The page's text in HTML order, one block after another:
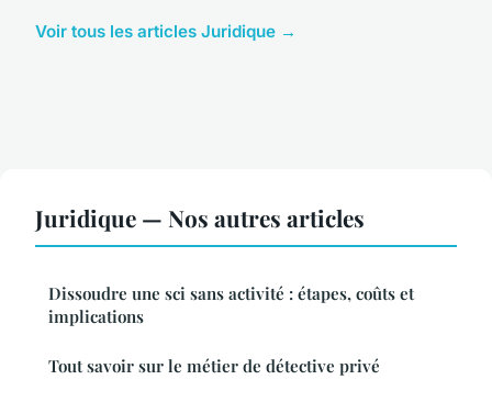
Voir tous les articles Juridique →
Juridique — Nos autres articles
Dissoudre une sci sans activité : étapes, coûts et
implications
Tout savoir sur le métier de détective privé